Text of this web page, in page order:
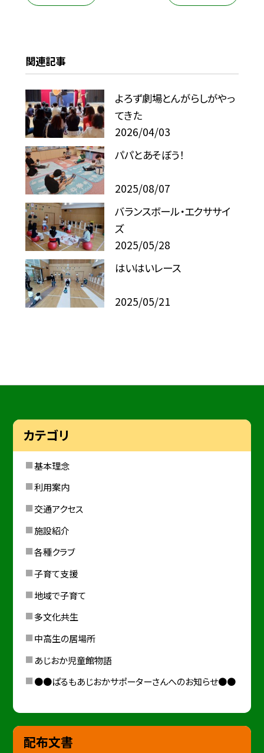
関連記事
よろず劇場とんがらしがやっ
てきた
2026/04/03
パパとあそぼう！
2025/08/07
バランスボール・エクササイ
ズ
2025/05/28
はいはいレース
2025/05/21
カテゴリ
基本理念
利用案内
交通アクセス
施設紹介
各種クラブ
子育て支援
地域で子育て
多文化共生
中高生の居場所
あじおか児童館物語
●●ぱるもあじおかサポーターさんへのお知らせ●●
配布文書